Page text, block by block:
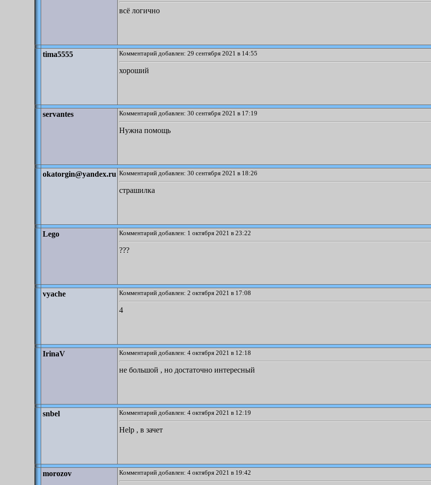
всё логично
tima5555 Комментарий добавлен: 29 сентября 2021 в 14:55
хороший
servantes Комментарий добавлен: 30 сентября 2021 в 17:19
Нужна помощь
okatorgin@yandex.ru Комментарий добавлен: 30 сентября 2021 в 18:26
страшилка
Lego Комментарий добавлен: 1 октября 2021 в 23:22
???
vyache Комментарий добавлен: 2 октября 2021 в 17:08
4
IrinaV Комментарий добавлен: 4 октября 2021 в 12:18
не большой , но достаточно интересный
snbel Комментарий добавлен: 4 октября 2021 в 12:19
Help , в зачет
morozov Комментарий добавлен: 4 октября 2021 в 19:42